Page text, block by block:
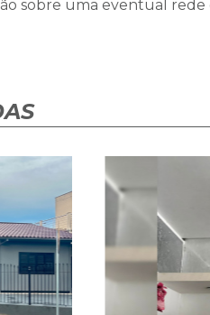
sobre uma eventual rede